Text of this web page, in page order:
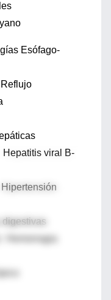
Esófago-
viral B-
Hemorragia